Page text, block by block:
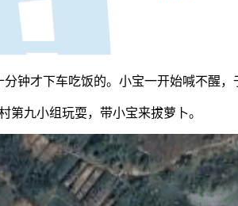
钟才下车吃饭的。小宝一开始喊不醒
第九小组玩耍，带小宝来拔萝卜。